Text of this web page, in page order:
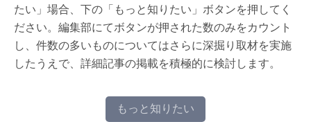
たい」場合、下の「もっと知りたい」ボタンを押してく
ださい。編集部にてボタンが押された数のみをカウント
し、件数の多いものについてはさらに深掘り取材を実施
したうえで、詳細記事の掲載を積極的に検討します。
もっと知りたい